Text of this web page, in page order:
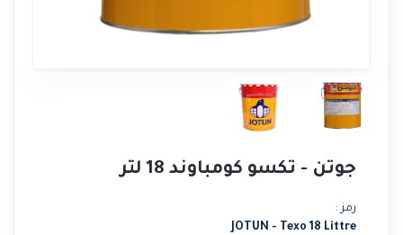
جوتن - تكسو كومباوند 18 لتر
رمز :
JOTUN - Texo 18 Littre